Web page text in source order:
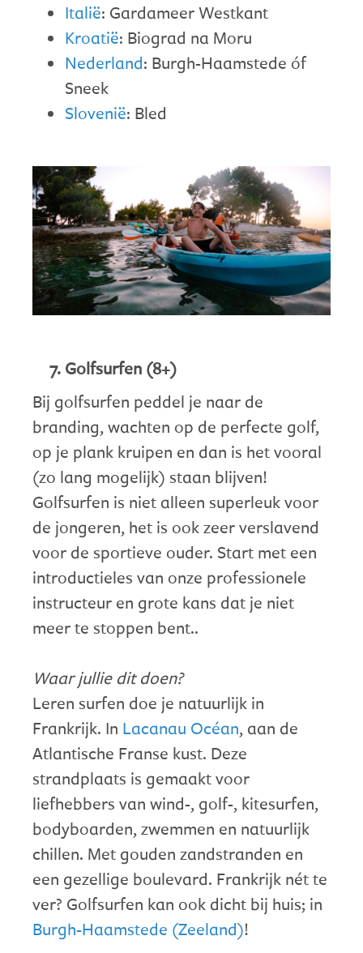
Italië: Gardameer Westkant
Kroatië: Biograd na Moru
Nederland: Burgh-Haamstede óf
Sneek
Slovenië: Bled
Golfsurfen (8+)
Bij golfsurfen peddel je naar de
branding, wachten op de perfecte golf,
op je plank kruipen en dan is het vooral
(zo lang mogelijk) staan blijven!
Golfsurfen is niet alleen superleuk voor
de jongeren, het is ook zeer verslavend
voor de sportieve ouder. Start met een
introductieles van onze professionele
instructeur en grote kans dat je niet
meer te stoppen bent..
Waar jullie dit doen?
Leren surfen doe je natuurlijk in
Frankrijk. In Lacanau Océan, aan de
Atlantische Franse kust. Deze
strandplaats is gemaakt voor
liefhebbers van wind-, golf-, kitesurfen,
bodyboarden, zwemmen en natuurlijk
chillen. Met gouden zandstranden en
een gezellige boulevard. Frankrijk nét te
ver? Golfsurfen kan ook dicht bij huis; in
Burgh-Haamstede (Zeeland)!